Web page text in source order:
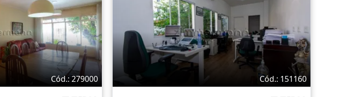
Cód.: 279000 Cód.: 151160